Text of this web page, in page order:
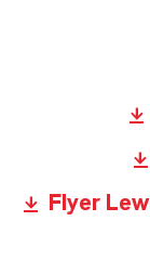
Flyer